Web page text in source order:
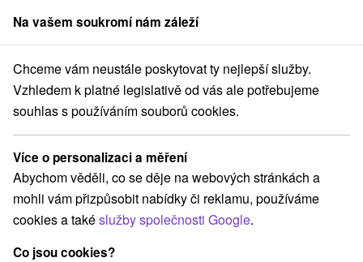
člen skupinySorger
Lázně Nimnica SENIOR pobyt: Pobyt pro aktivní a zdravý věk
SENIOR pobyt: Pobyt pro aktivní a
zdravý věk
Lázně Nimnica Nimnica
Vybrat termín
Na vašem soukromí nám záleží
Chceme vám neustále poskytovat ty nejlepší služby.
Vzhledem k platné legislativě od vás ale potřebujeme
souhlas s používáním souborů cookies.
Více o personalizaci a měření
Abychom věděli, co se děje na webových stránkách a
mohli vám přizpůsobit nabídky či reklamu, používáme
cookies a takéslužby společnosti Google.
Co jsou cookies?